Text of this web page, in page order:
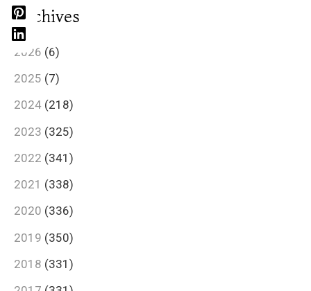
Archives
2026 (6)
2025 (7)
2024 (218)
2023 (325)
2022 (341)
2021 (338)
2020 (336)
2019 (350)
2018 (331)